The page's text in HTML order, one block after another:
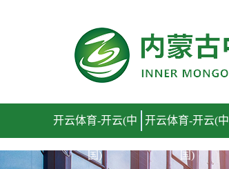
开云体育-开云(中
国)
开云体育-开云(中
国)